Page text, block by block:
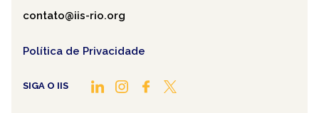
contato@iis-rio.org
Política de Privacidade
SIGA O IIS